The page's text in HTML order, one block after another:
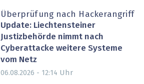
Überprüfung nach Hackerangriff
Update: Liechtensteiner
Justizbehörde nimmt nach
Cyberattacke weitere Systeme
vom Netz
06.08.2026 - 12:14 Uhr